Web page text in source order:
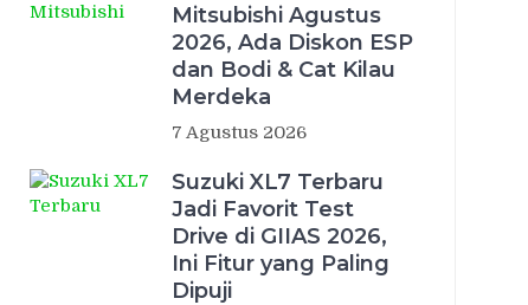
Mitsubishi Agustus
2026, Ada Diskon ESP
dan Bodi & Cat Kilau
Merdeka
7 Agustus 2026
Suzuki XL7 Terbaru
Jadi Favorit Test
Drive di GIIAS 2026,
Ini Fitur yang Paling
Dipuji